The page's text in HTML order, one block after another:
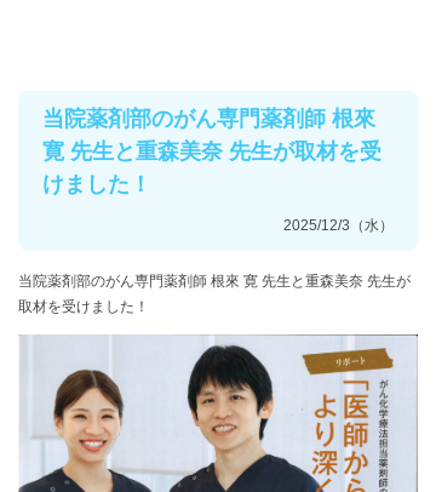
当院薬剤部のがん専門薬剤師 根來
寛 先生と重森美奈 先生が取材を受
けました！
2025/12/3（水）
当院薬剤部のがん専門薬剤師 根來 寛 先生と重森美奈 先生が
取材を受けました！